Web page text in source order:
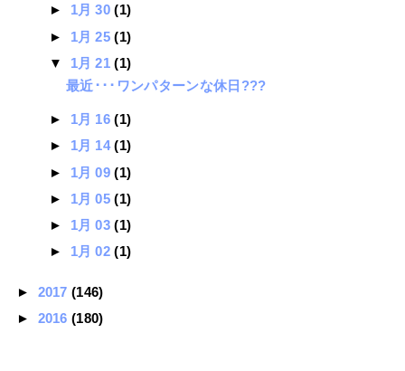
► 1月 30(1)
► 1月 25(1)
▼ 1月 21(1)
最近･･･ワンパターンな休日???
► 1月 16(1)
► 1月 14(1)
► 1月 09(1)
► 1月 05(1)
► 1月 03(1)
► 1月 02(1)
► 2017(146)
► 2016(180)